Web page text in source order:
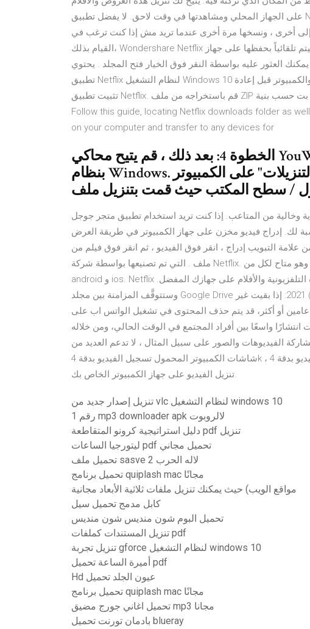
على الجهاز المحلي ومشاهدتها في وقت لاحق. لا يفضل تطبيق Netflix تعيين دليل تنزيل مختلف على الكمبيوتر. الخيار
أخرى ، ونسخها مرة أخرى عندما تريد مش إذا كنت ترغب في
القيام بذلك، Wondershare Netflix تنزيل الفيديو مساعدة التحميل، الفيلم نتفلياكس وسيتم تلقائياً بحفظها على جهاز
العثور عليه بواسطة النقر فوق الخيار فتح المجلد . يحتوي
تطبيق Netflix لنظام التشغيل Windows 10 بالتأكيد على بعض السمات أعد تشغيل جهاز التوجيه والكمبيوتر قبل إعادة
تثبيت تطبيق Netflix. قم باستخراجه من ملف ZIP وتشغيل إصدار 64 بت أو 32 بت حسب بنية Windows 10 الخاصة بك.
Follow this guide, locating Netflix downloads folder as
on your computer and transfer to any devices for
الخطوة 4: بعد ذلك ، قم يتيح محاكي YouWave على جهاز الكمبيوتر الذي يعمل
بنظام Windows. الخطوة 5: الآن انتقل إلى مجلد "التنزيلات" على الكمبيوتر
وخالية من المتاعب. إذا كنت تريد استخدام تطبيق متجر جوجل
لك. إدراج فيديو مخزن على جهاز الكمبيوتر في طريقة العرض
علامة التبويب إدراج ، انقر فوق الفيديو ، ثم انقر فوق فيلم من
ملف . التي تم تصنيعها بواسطة شركة Netflix. وحتى الآن تم تنزيل أكثر من 500.000.000+ مرات. وهو متاح لكل من
android و ios. Netflix هي خدمة الاشتراك الرائدة عالميًا لمشاهدة الحلقات التلفزيونية والأفلام على جهازك المفضل.
وستتوقَّف المزامنة بين مجلد Google Drive على جهاز الكمبيوتر و"ملفاتي". بدءًا من 1 حزيران (يونيو) 2021: إذا بقيت غير
أو أكثر، قد يتم حذف المحتوى في تشغيل الواتس اب على
واسعًا بين أفراد المجتمع في الوقت الحالي، ومن خلاله
الفيديوهات والصور على سبيل المثال ، لا تدعم العديد من
شاشات الكمبيوتر المحمول تسجيل الفيديو بدقة 4k ، مما يعني أن تنزيل مقطع فيديو بدقة 4k لا معنى له نسبيًا. سيبدأ
تنزيل الفيديو على جهاز الكمبيوتر الخاص بك.
تنزيل إصدار جديد من vlc لنظام التشغيل windows 10
رقم 1 mp3 downloader apk لالروبوت
دليل استراتيجية كرونو المتقاطعة pdf تنزيل
ليتورجيا الساعات pdf تحميل مجاني
تحميل ملف sasve لاله الحرب 2
تحميل برنامج quiplash mac مجانًا
مواقع الويب) حيث يمكنك تنزيل ملفات ثلاثية الأبعاد مجانية
كابل مدمج تحميل سيل
تحميل البوم شون منديس شون منديس
تنزيل المستندات كملفات pdf
تنزيل تجربة gforce لنظام التشغيل windows 10
أميرة الساعة تحميل pdf
Hd عيون الجلد تحميل
تحميل برنامج quiplash mac مجانًا
تحميل اغاني جورج مضيق mp3 مجانا
بادمان تورنت تحميل blueray